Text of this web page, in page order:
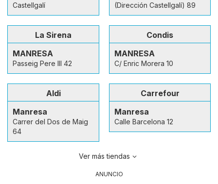
Castellgalí
(Dirección Castellgalí) 89
La Sirena
MANRESA
Passeig Pere III 42
Condis
MANRESA
C/ Enric Morera 10
Aldi
Manresa
Carrer del Dos de Maig
64
Carrefour
Manresa
Calle Barcelona 12
Ver más tiendas
ANUNCIO